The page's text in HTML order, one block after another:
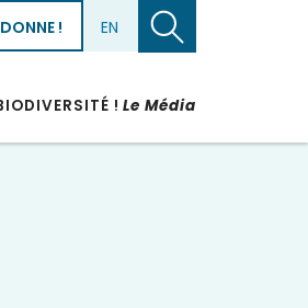
! EN
!Le Média